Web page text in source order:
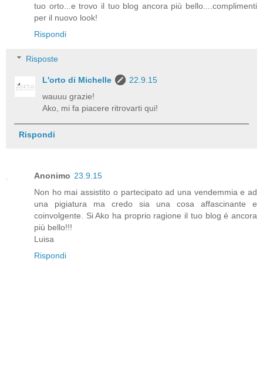
tuo orto...e trovo il tuo blog ancora più bello....complimenti
per il nuovo look!
Rispondi
Risposte
L'orto di Michelle
22.9.15
wauuu grazie!
Ako, mi fa piacere ritrovarti qui!
Rispondi
Anonimo 23.9.15
Non ho mai assistito o partecipato ad una vendemmia e ad
una pigiatura ma credo sia una cosa affascinante e
coinvolgente. Si Ako ha proprio ragione il tuo blog é ancora
più bello!!!
Luisa
Rispondi